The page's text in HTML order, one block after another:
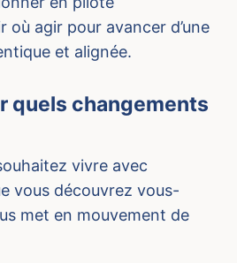
où agir pour avancer d’une
et alignée.
quels changements
vivre avec
vous découvrez vous-
met en mouvement de